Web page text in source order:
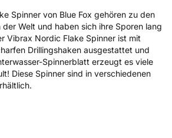
Spinner von Blue Fox gehören zu den
Welt und haben sich ihre Sporen lang
Vibrax Nordic Flake Spinner ist mit
Drillingshaken ausgestattet und
Spinnerblatt erzeugt es viele
Diese Spinner sind in verschiedenen